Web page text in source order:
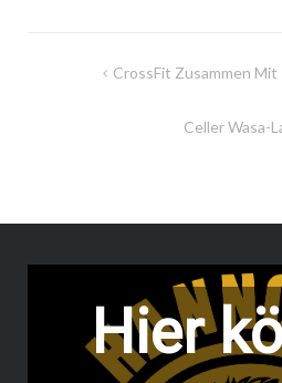
Beitragsnavigation
CrossFit Zusammen Mit
Celler Wasa-
Hier